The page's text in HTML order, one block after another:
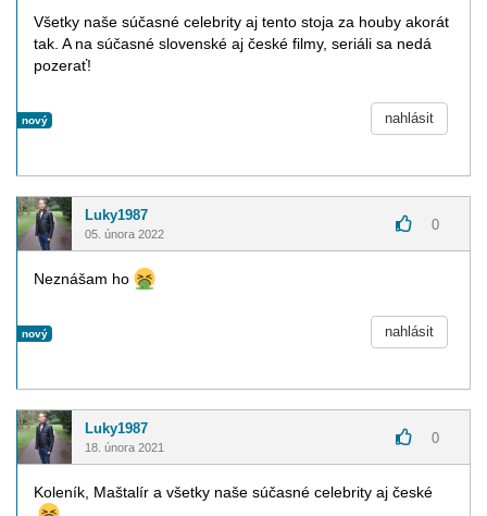
Všetky naše súčasné celebrity aj tento stoja za houby akorát
tak. A na súčasné slovenské aj české filmy, seriáli sa nedá
pozerať!
nový nahlásit
Luky1987
05. února 2022
0
Neznášam ho
nový nahlásit
Luky1987
18. února 2021
0
Koleník, Maštalír a všetky naše súčasné celebrity aj české